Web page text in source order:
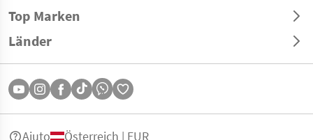
Top Marken
Länder
Aiuto Österreich | EUR